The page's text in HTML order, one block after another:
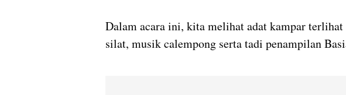
Dalam acara ini, kita melihat adat kampar
silat, musik calempong serta tadi penampilan